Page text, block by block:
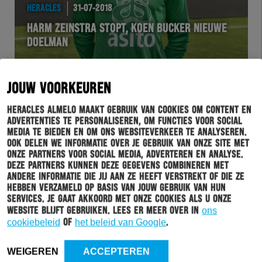
JOUW VOORKEUREN
Heracles Almelo maakt gebruik van cookies om content en
advertenties te personaliseren, om functies voor social
media te bieden en om ons websiteverkeer te analyseren.
Ook delen we informatie over je gebruik van onze site met
onze partners voor social media, adverteren en analyse.
Deze partners kunnen deze gegevens combineren met
andere informatie die jij aan ze heeft verstrekt of die ze
hebben verzameld op basis van jouw gebruik van hun
services. Je gaat akkoord met onze cookies als u onze
website blijft gebruiken. Lees er meer over in ons
cookiebeleid of het beleid van Google.
WEIGEREN ACCEPTEREN
HERACLES 31-07-2018
HARM ZEINSTRA STOPT, KOEN BUCKER NIEUWE
DOELMAN
HERACLES 30-07-2018
ARNOLD MEIJER NEEMT AFSCHEID VAN HERACLES
ALMELO